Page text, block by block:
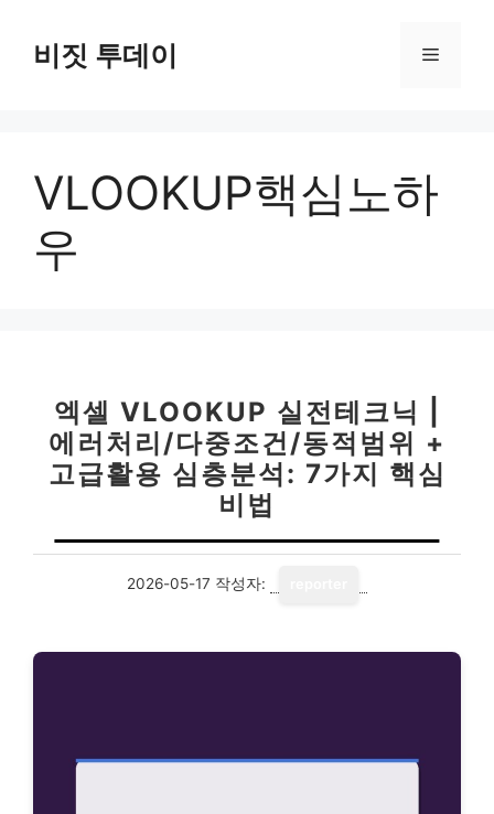
비짓 투데이 메
VLOOKUP핵심노하
우
엑셀 VLOOKUP 실전테크닉 |
에러처리/다중조건/동적범위 +
고급활용 심층분석: 7가지 핵심
비법
2026-05-17 작성자: